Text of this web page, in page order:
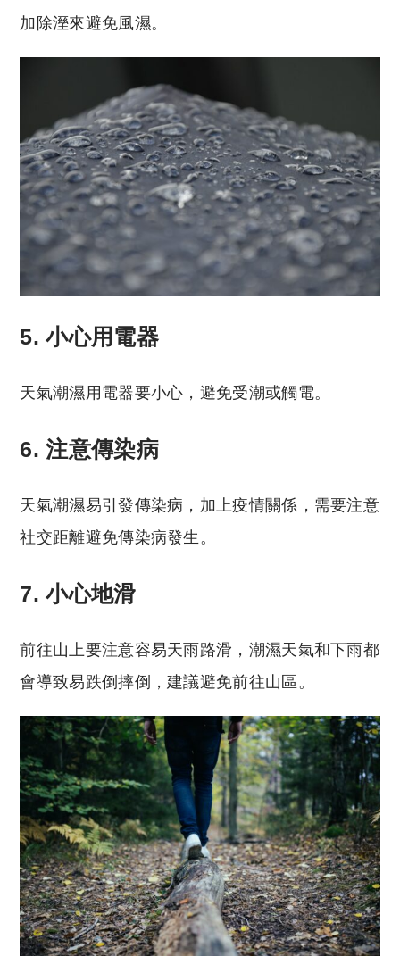
加除溼來避免風濕。
5. 小心用電器
天氣潮濕用電器要小心，避免受潮或觸電。
6. 注意傳染病
天氣潮濕易引發傳染病，加上疫情關係，需要注意
社交距離避免傳染病發生。
7. 小心地滑
前往山上要注意容易天雨路滑，潮濕天氣和下雨都
會導致易跌倒摔倒，建議避免前往山區。